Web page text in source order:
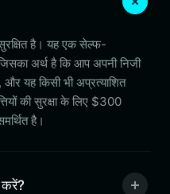
है। यह एक सेल्फ-
अर्थ है कि आप अपनी निजी
यह किसी भी अप्रत्याशित
की सुरक्षा के लिए $300
है।
करें?